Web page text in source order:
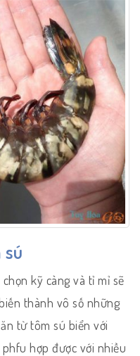
sú
kỹ càng và tỉ mỉ sẽ
thành vô số những
từ tôm sú biển với
hợp được với nhiều